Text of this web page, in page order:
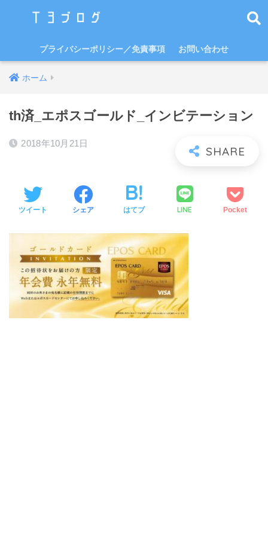
プライバシーポリシー／免責事項 お問い合わせ
ホーム
th済_エポスゴールド_インビテーション
2018年10月21日
ツイート シェア はてブ LINE Pocket